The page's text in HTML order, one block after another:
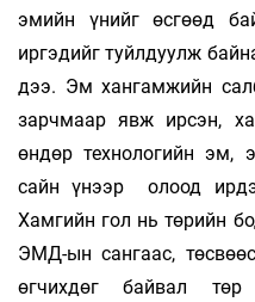
эмийн үнийг өсгөөд
иргэдийг туйлдуулж
дээ. Эм хангамжийн
зарчмаар явж ирсэн,
өндөр технологийн эм,
сайн үнээр олоод
Хамгийн гол нь төрийн
ЭМД-ын сангаас,
өгчихдөг байвал